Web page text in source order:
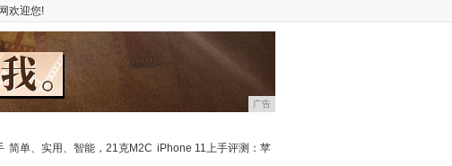
欢迎您!
广告
简单、实用、智能，21克M2C iPhone 11上手评测：苹